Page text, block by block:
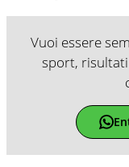
Vuoi essere
sport,